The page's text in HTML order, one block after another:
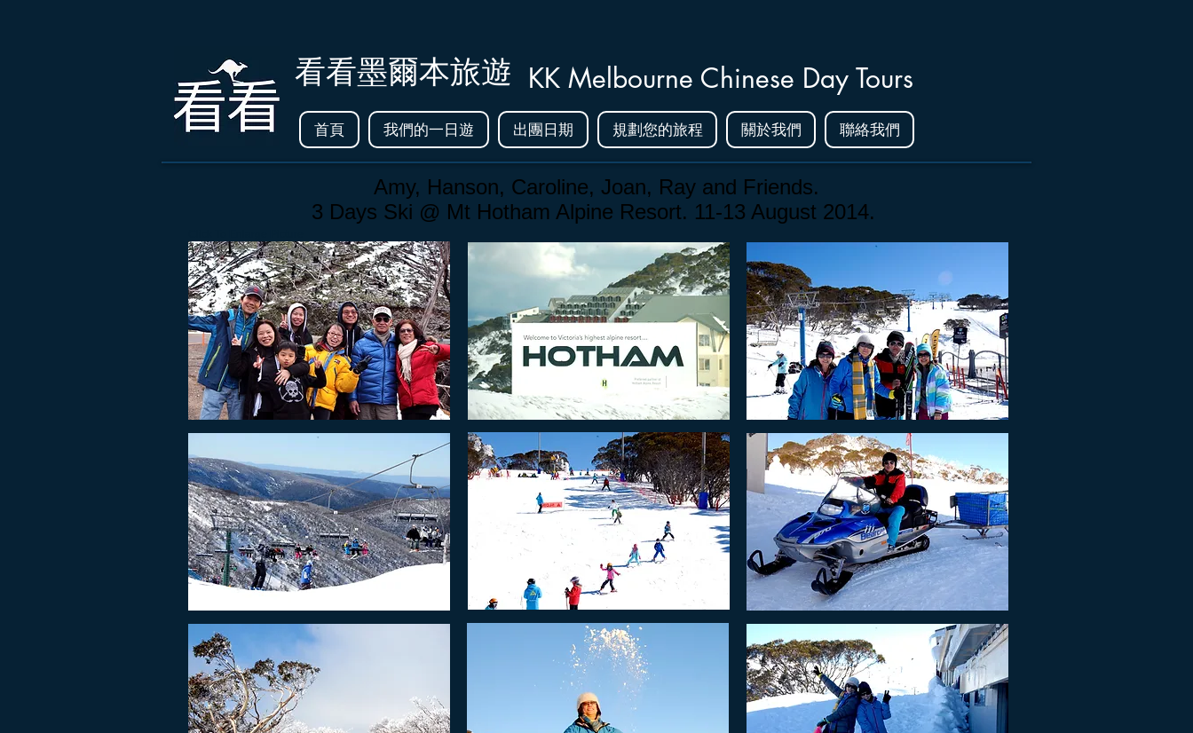
看看墨爾本旅遊 KK Melbourne Chinese Day Tours
首頁 我們的一日遊 出團日期 規劃您的旅程 關於我們 聯絡我們
Amy, Hanson, Caroline, Joan, Ray and Friends.
3 Days Ski @ Mt Hotham Alpine Resort. 11-13 August 2014.